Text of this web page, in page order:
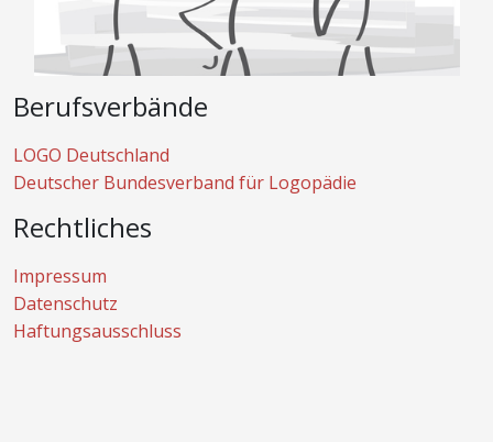
Berufsverbände
LOGO Deutschland
Deutscher Bundesverband für Logopädie
Rechtliches
Impressum
Datenschutz
Haftungsausschluss